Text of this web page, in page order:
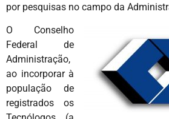
por pesquisas no campo da
O Conselho
Federal de
Administração,
ao incorporar à
população de
registrados os